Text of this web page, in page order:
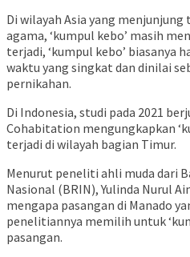
Di wilayah Asia yang
agama, ‘kumpul kebo’ masih
terjadi, ‘kumpul kebo’ biasanya
waktu yang singkat dan dinilai
pernikahan.
Di Indonesia, studi pada 2021
Cohabitation mengungkapkan
terjadi di wilayah bagian Timur.
Menurut peneliti ahli muda dari
Nasional (BRIN), Yulinda Nurul
mengapa pasangan di Manado
penelitiannya memilih untuk
pasangan.